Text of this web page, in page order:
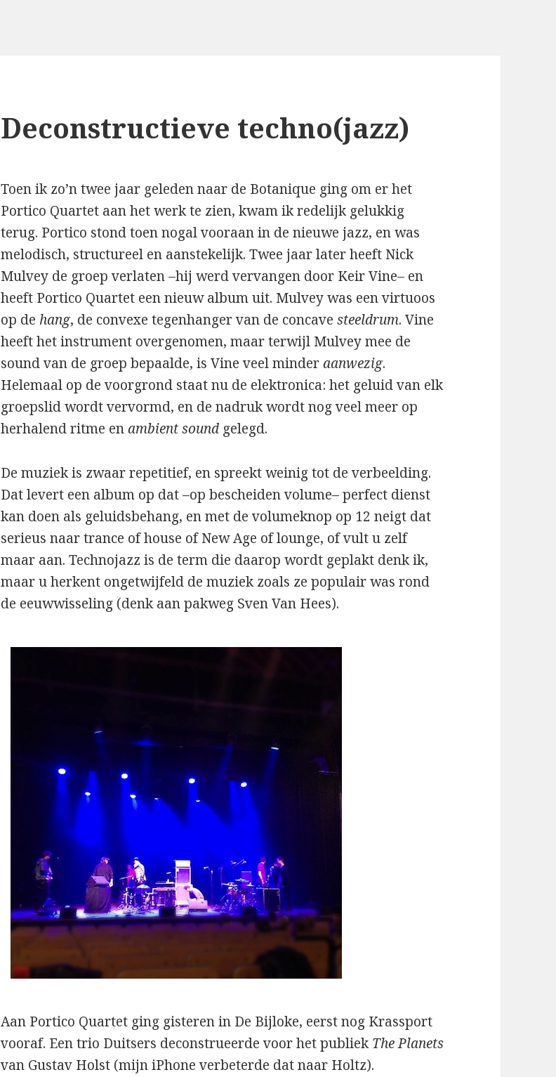
Deconstructieve techno(jazz)
Toen ik zo’n twee jaar geleden naar de Botanique ging om er het
Portico Quartet aan het werk te zien, kwam ik redelijk gelukkig
terug. Portico stond toen nogal vooraan in de nieuwe jazz, en was
melodisch, structureel en aanstekelijk. Twee jaar later heeft Nick
Mulvey de groep verlaten –hij werd vervangen door Keir Vine– en
heeft Portico Quartet een nieuw album uit. Mulvey was een virtuoos
op de hang, de convexe tegenhanger van de concavesteeldrum. Vine
heeft het instrument overgenomen, maar terwijl Mulvey mee de
sound van de groep bepaalde, is Vine veel minderaanwezig.
Helemaal op de voorgrond staat nu de elektronica: het geluid van elk
groepslid wordt vervormd, en de nadruk wordt nog veel meer op
herhalend ritme enambient sound gelegd.
De muziek is zwaar repetitief, en spreekt weinig tot de verbeelding.
Dat levert een album op dat –op bescheiden volume– perfect dienst
kan doen als geluidsbehang, en met de volumeknop op 12 neigt dat
serieus naar trance of house of New Age of lounge, of vult u zelf
maar aan. Technojazz is de term die daarop wordt geplakt denk ik,
maar u herkent ongetwijfeld de muziek zoals ze populair was rond
de eeuwwisseling (denk aan pakweg Sven Van Hees).
Aan Portico Quartet ging gisteren in De Bijloke, eerst nog Krassport
vooraf. Een trio Duitsers deconstrueerde voor het publiekThe Planets
van Gustav Holst (mijn iPhone verbeterde dat naar Holtz).